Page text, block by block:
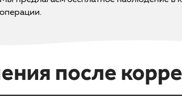
операции.
после